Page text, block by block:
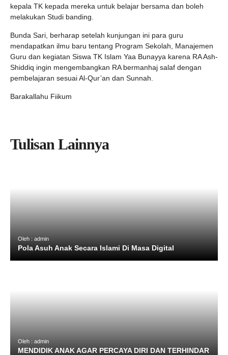
kepala TK kepada mereka untuk belajar bersama dan boleh
melakukan Studi banding.
Bunda Sari, berharap setelah kunjungan ini para guru
mendapatkan ilmu baru tentang Program Sekolah, Manajemen
Guru dan kegiatan Siswa TK Islam Yaa Bunayya karena RA Ash-
Shiddiq ingin mengembangkan RA bermanhaj salaf dengan
pembelajaran sesuai Al-Qur’an dan Sunnah.
Barakallahu Fiikum
Tulisan Lainnya
Oleh : admin
Pola Asuh Anak Secara Islami Di Masa Digital
Oleh : admin
MENDIDIK ANAK AGAR PERCAYA DIRI DAN TERHINDAR